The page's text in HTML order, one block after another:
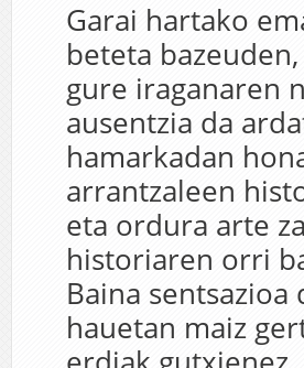
Garai hartako
beteta
gure iraganaren
ausentzia da
hamarkadan
arrantzaleen
eta ordura arte
historiaren orri
Baina
hauetan maiz